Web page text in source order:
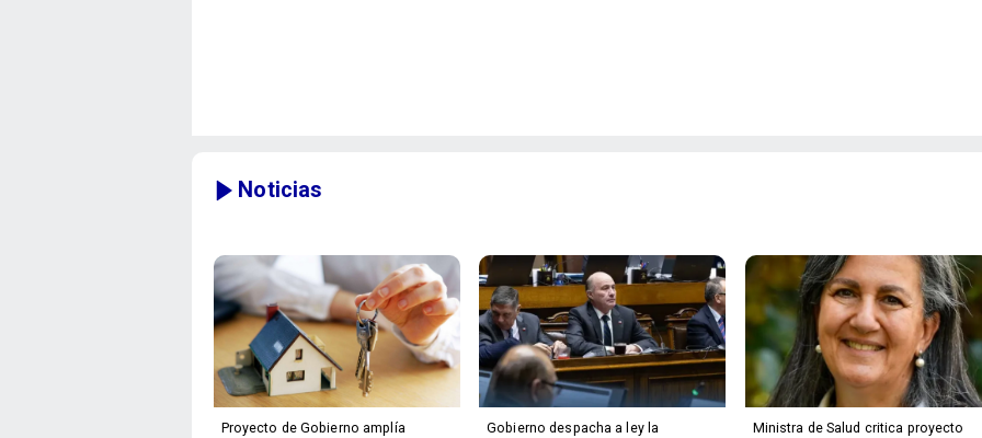
Noticias
Proyecto de Gobierno amplía
Gobierno despacha a ley la
Ministra de Salud critica proyecto